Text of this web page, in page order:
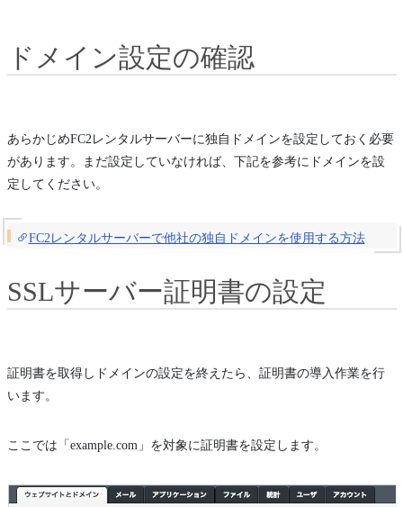
ドメイン設定の確認
あらかじめFC2レンタルサーバーに独自ドメインを設定しておく必要
があります。まだ設定していなければ、下記を参考にドメインを設
定してください。
FC2レンタルサーバーで他社の独自ドメインを使用する方法
SSLサーバー証明書の設定
証明書を取得しドメインの設定を終えたら、証明書の導入作業を行
います。
ここでは「example.com」を対象に証明書を設定します。